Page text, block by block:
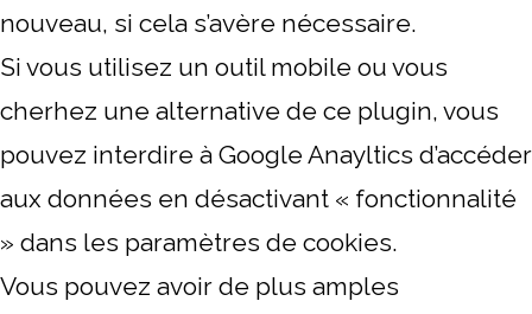
nouveau, si cela s’avère nécessaire.
Si vous utilisez un outil mobile ou vous
cherhez une alternative de ce plugin, vous
pouvez interdire à Google Anayltics d’accéder
aux données en désactivant « fonctionnalité
» dans les paramètres de cookies.
Vous pouvez avoir de plus amples